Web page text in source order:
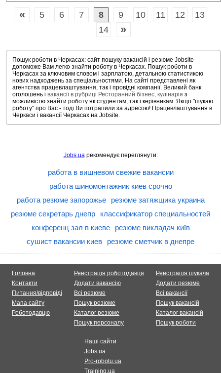
« 5 6 7 8 9 10 11 12
13
14
»
Пошук роботи в Черкасах: сайт пошуку вакансій і резюме Jobsite
допоможе Вам легко знайти роботу в Черкасах. Пошук роботи в
Черкасах за ключовим словом і зарплатою, детальною статистикою
нових надходжень за спеціальностями. На сайті представлені як
агентства працевлаштування, так і провідні компанії. Великий банк
оголошень і вакансії в рубриці Ресторанний бізнес, кулінарія з
можливістю знайти роботу як студентам, так і керівникам. Якщо "шукаю
роботу" про Вас - тоді Ви потрапили за адресою! Працевлаштування в
Черкаси і вакансії Черкасах на Jobsite.
Jobs.uaрекомендує переглянути:
работа в вишневом свежие вакансии
работа шиномонтажник киев срочно
работа резюме запорожье
резюме затяжщика украина
резюме секретарь днепр
классификатор специальностей
конференц зал в киеве
резюме викладач київ
сушист вакансии киев
резюме сметчик в днепре
Головна
Контакти
Питання/відповіді
Мапа сайту
Роботодавцю
Реестрація роботодавця
Додати вакансію
Всі резюме
Пошук резюме
Каталог резюме
Пошук персоналу
Реестрація шукача
Додати резюме
Всі вакансії
Пошук вакансій
Каталог вакансій
Пошук роботи
Наші сайти
Jobs.ua
Pro-robotu.ua
Training.ua